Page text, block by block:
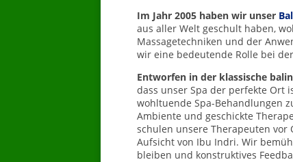
Im Jahr 2005 haben wir unser
aus aller Welt geschult haben,
Massagetechniken und der
wir eine bedeutende Rolle bei
Entworfen in der klassische
dass unser Spa der perfekte Ort
wohltuende Spa-Behandlungen
Ambiente und geschickte
schulen unsere Therapeuten
Aufsicht von Ibu Indri. Wir
bleiben und konstruktives